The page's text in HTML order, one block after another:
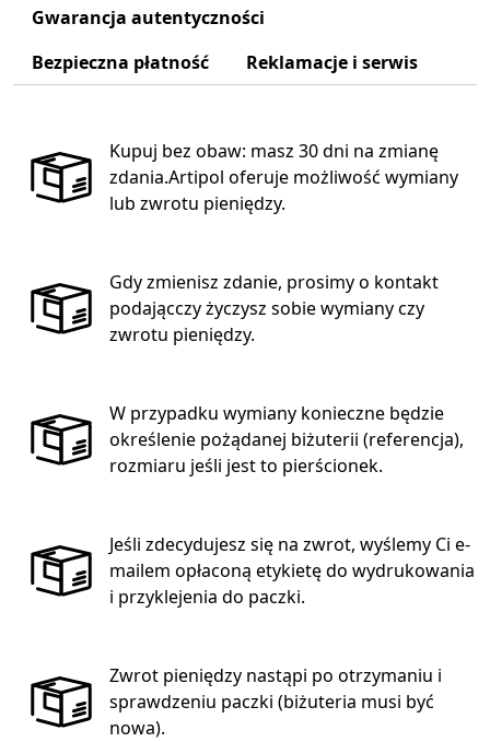
Gwarancja autentyczności
Bezpieczna płatność
Reklamacje i serwis
Kupuj bez obaw: masz 30 dni na zmianę
zdania.Artipol oferuje możliwość wymiany
lub zwrotu pieniędzy.
Gdy zmienisz zdanie, prosimy o kontakt
podającczy życzysz sobie wymiany czy
zwrotu pieniędzy.
W przypadku wymiany konieczne będzie
określenie pożądanej biżuterii (referencja),
rozmiaru jeśli jest to pierścionek.
Jeśli zdecydujesz się na zwrot, wyślemy Ci e-
mailem opłaconą etykietę do wydrukowania
i przyklejenia do paczki.
Zwrot pieniędzy nastąpi po otrzymaniu i
sprawdzeniu paczki (biżuteria musi być
nowa).